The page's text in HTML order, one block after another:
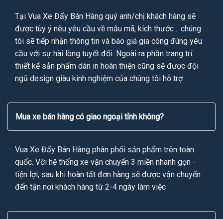
Tại Vua Xe Đẩy Bán Hàng quý anh/chị khách hàng sẽ
được tùy ý nêu yêu cầu về mẫu mã, kích thước .. chúng
tôi sẽ tiếp nhận thông tin và báo giá gia công đúng yêu
cầu với sự hài lòng tuyết đối. Ngoài ra phần trang trí
thiết kế sản phẩm dán in hoàn thiện cũng sẽ được đội
ngũ design giàu kinh nghiệm của chúng tôi hỗ trợ
Mua xe bán hàng có giao ngoại tỉnh không?
Vua Xe Đẩy Bán Hàng phân phối sản phẩm trên toàn
quốc. Với hệ thống xe vận chuyển 3 miền nhanh gọn -
tiện lợi, sau khi hoàn tất đơn hàng sẽ được vận chuyển
đến tận nơi khách hàng từ 2-4 ngày làm việc